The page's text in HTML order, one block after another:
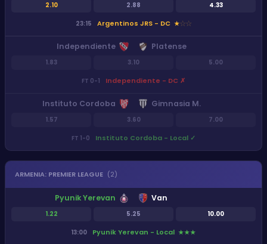
2.10 2.88 4.33
23:15 Argentinos JRS - DC ★★★
Independiente
1.83 3.10 5.00
Platense
FT 0-1 Independiente - DC ✗
Instituto Cordoba
1.57 3.60 7.00
Gimnasia M.
FT 1-0 Instituto Cordoba - Local ✓
ARMENIA: PREMIER LEAGUE (2)
Pyunik Yerevan
1.22 5.25 10.00
Van
13:00 Pyunik Yerevan - Local ★★★